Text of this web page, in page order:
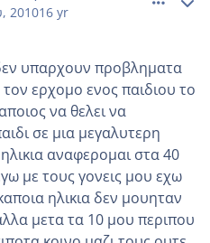
201016 yr
υπαρχουν προβληματα
ερχομο ενος παιδιου το
να θελει να
σε μια μεγαλυτερη
αναφερομαι στα 40
με τους γονεις μου εχω
ηλικια δεν μουηταν
μετα τα 10 μου περιπου